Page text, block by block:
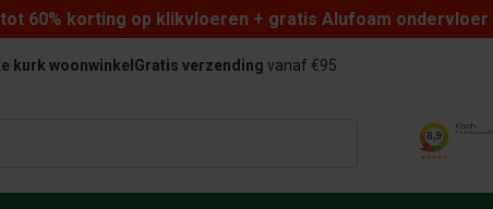
60% korting op klikvloeren + gratis Alufoam ondervloer
kurk woonwinkel Gratis verzending vanaf €95